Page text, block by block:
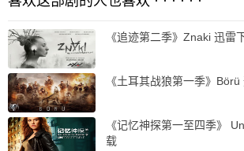
《追迹第二季》Znaki 迅雷
《土耳其战狼第一季》
《记忆神探第一至四季》
载